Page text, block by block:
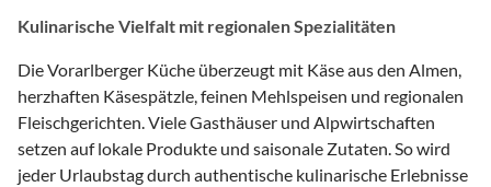
Kulinarische Vielfalt mit regionalen Spezialitäten
Die Vorarlberger Küche überzeugt mit Käse aus den Almen,
herzhaften Käsespätzle, feinen Mehlspeisen und regionalen
Fleischgerichten. Viele Gasthäuser und Alpwirtschaften
setzen auf lokale Produkte und saisonale Zutaten. So wird
jeder Urlaubstag durch authentische kulinarische Erlebnisse